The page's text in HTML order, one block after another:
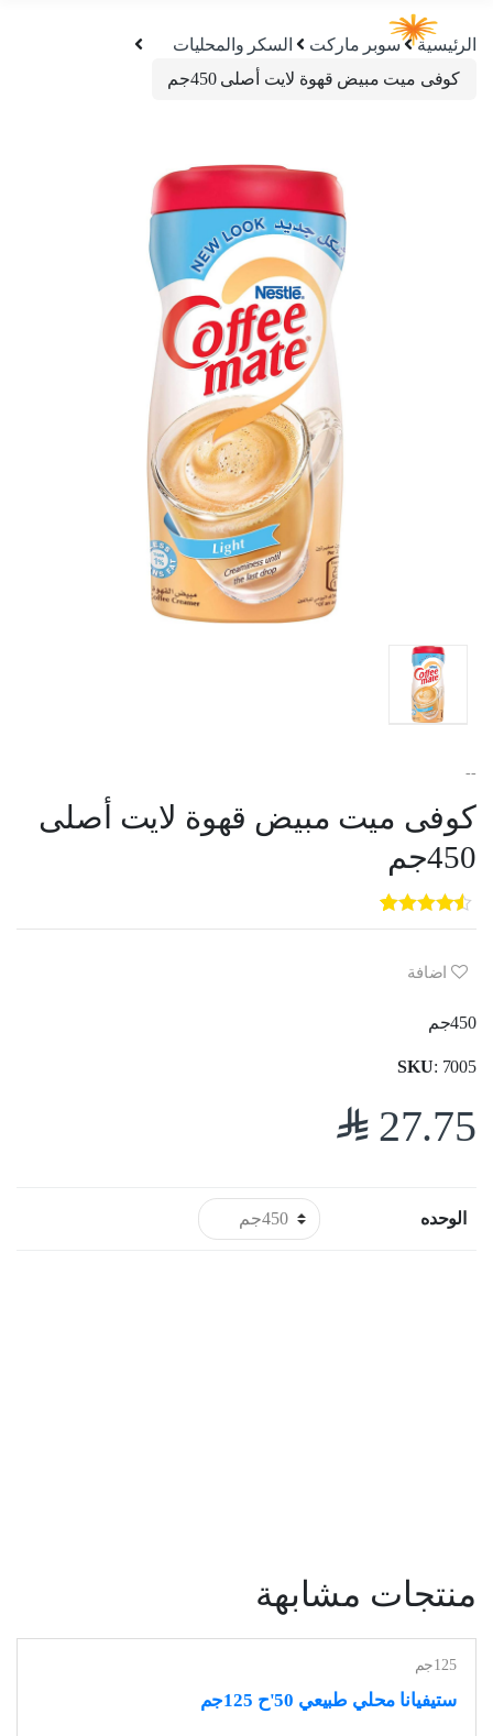
الرئيسية سوبر ماركت
السكر والمحليات
كوفى ميت مبيض قهوة لايت أصلى 450جم
--
كوفى ميت مبيض قهوة لايت أصلى
450جم
5
out of
5
3
customer
ratings
اضافة
450جم
SKU: 7005
27.75
$
الوحده
منتجات مشابهة
125جم
ستيفيانا محلي طبيعي 50'ح 125جم